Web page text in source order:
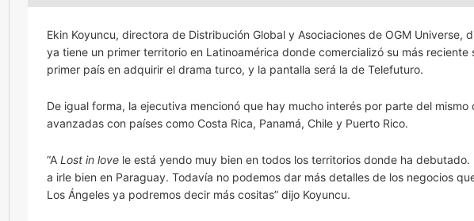
Ekin Koyuncu, directora de Distribución Global y Asociaciones de OGM
ya tiene un primer territorio en Latinoamérica donde comercializó su más reciente
primer país en adquirir el drama turco, y la pantalla será la de Telefuturo.
De igual forma, la ejecutiva mencionó que hay mucho interés por parte del
avanzadas con países como Costa Rica, Panamá, Chile y Puerto Rico.
“A Lost in love le está yendo muy bien en todos los territorios donde ha
a irle bien en Paraguay. Todavía no podemos dar más detalles de los negocios
Los Ángeles ya podremos decir más cositas” dijo Koyuncu.